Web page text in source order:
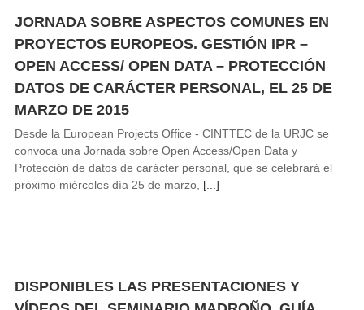
JORNADA SOBRE ASPECTOS COMUNES EN
PROYECTOS EUROPEOS. GESTIÓN IPR –
OPEN ACCESS/ OPEN DATA – PROTECCIÓN
DATOS DE CARÁCTER PERSONAL, EL 25 DE
MARZO DE 2015
Desde la European Projects Office - CINTTEC de la URJC se
convoca una Jornada sobre Open Access/Open Data y
Protección de datos de carácter personal, que se celebrará el
próximo miércoles día 25 de marzo, [...]
DISPONIBLES LAS PRESENTACIONES Y